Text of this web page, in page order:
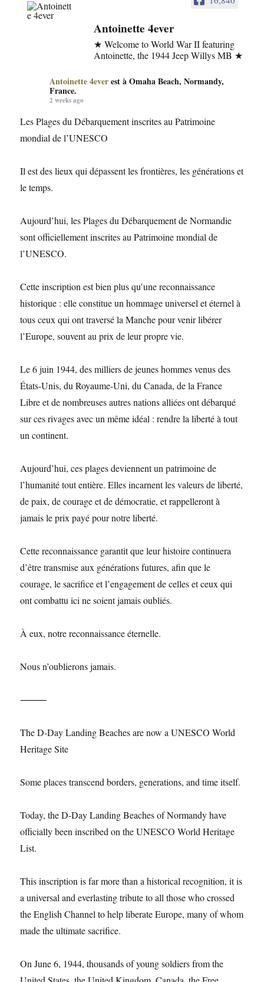
Antoinette 4ever
★ Welcome to World War II featuring
Antoinette, the 1944 Jeep Willys MB ★
Antoinette 4ever est à Omaha Beach, Normandy,
France.
2 weeks ago
Les Plages du Débarquement inscrites au Patrimoine
mondial de l’UNESCO
Il est des lieux qui dépassent les frontières, les générations et
le temps.
Aujourd’hui, les Plages du Débarquement de Normandie
sont officiellement inscrites au Patrimoine mondial de
l’UNESCO.
Cette inscription est bien plus qu’une reconnaissance
historique : elle constitue un hommage universel et éternel à
tous ceux qui ont traversé la Manche pour venir libérer
l’Europe, souvent au prix de leur propre vie.
Le 6 juin 1944, des milliers de jeunes hommes venus des
États-Unis, du Royaume-Uni, du Canada, de la France
Libre et de nombreuses autres nations alliées ont débarqué
sur ces rivages avec un même idéal : rendre la liberté à tout
un continent.
Aujourd’hui, ces plages deviennent un patrimoine de
l’humanité tout entière. Elles incarnent les valeurs de liberté,
de paix, de courage et de démocratie, et rappelleront à
jamais le prix payé pour notre liberté.
Cette reconnaissance garantit que leur histoire continuera
d’être transmise aux générations futures, afin que le
courage, le sacrifice et l’engagement de celles et ceux qui
ont combattu ici ne soient jamais oubliés.
À eux, notre reconnaissance éternelle.
Nous n’oublierons jamais.
⸻
The D-Day Landing Beaches are now a UNESCO World
Heritage Site
Some places transcend borders, generations, and time itself.
Today, the D-Day Landing Beaches of Normandy have
officially been inscribed on the UNESCO World Heritage
List.
This inscription is far more than a historical recognition, it is
a universal and everlasting tribute to all those who crossed
the English Channel to help liberate Europe, many of whom
made the ultimate sacrifice.
On June 6, 1944, thousands of young soldiers from the